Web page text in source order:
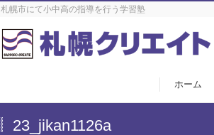
札幌市にて小中高の指導を行う学習塾
ホーム
23_jikan1126a